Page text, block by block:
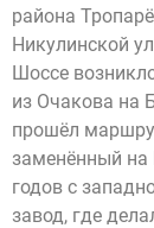
района
Никулинской
Шоссе
из Очакова на
прошёл
заменённый на
годов с
завод, где